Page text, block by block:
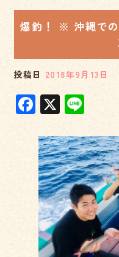
爆釣！ ※ 沖縄で
投稿日 2018年9月13日
F
c
e
b
o
o
k
X
e